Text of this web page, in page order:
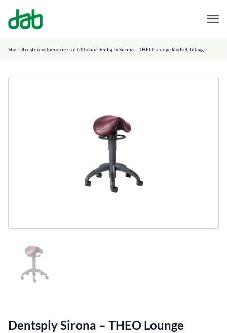
DAB Dental
StartUtrustningOperatörsstolTillbehörDentsply Sirona – THEO Lounge klädsel, tillägg
Dentsply Sirona – THEO Lounge